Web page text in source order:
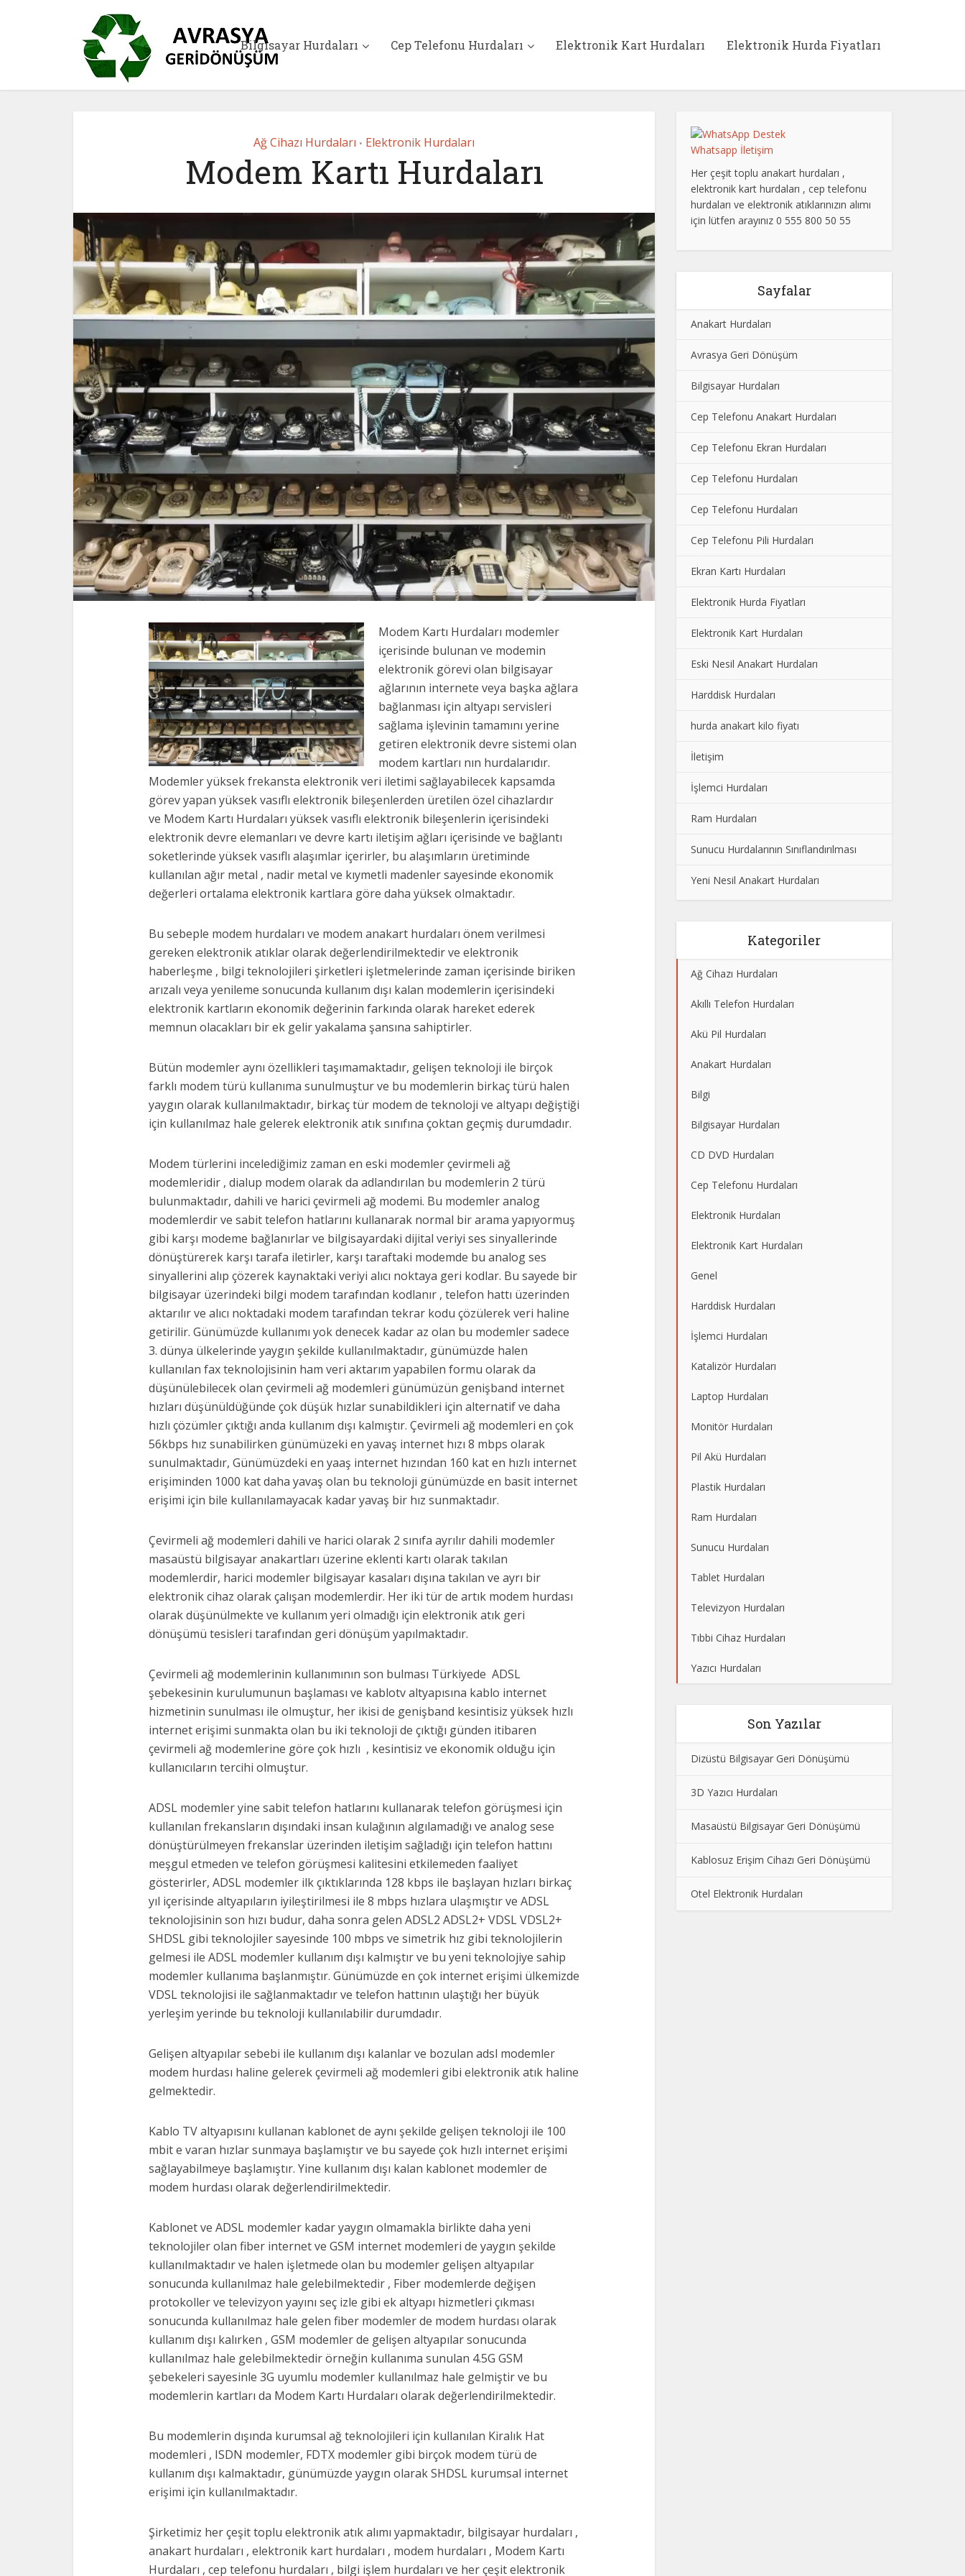
Bilgisayar Hurdaları Cep Telefonu Hurdaları Elektronik Kart Hurdaları Elektronik Hurda Fiyatları
Ağ Cihazı Hurdaları • Elektronik Hurdaları
Modem Kartı Hurdaları
Modem Kartı Hurdaları modemler
içerisinde bulunan ve modemin
elektronik görevi olan bilgisayar
ağlarının internete veya başka ağlara
bağlanması için altyapı servisleri
sağlama işlevinin tamamını yerine
getiren elektronik devre sistemi olan
modem kartları nın hurdalarıdır.
Modemler yüksek frekansta elektronik veri iletimi sağlayabilecek kapsamda
görev yapan yüksek vasıflı elektronik bileşenlerden üretilen özel cihazlardır
ve Modem Kartı Hurdaları yüksek vasıflı elektronik bileşenlerin içerisindeki
elektronik devre elemanları ve devre kartı iletişim ağları içerisinde ve bağlantı
soketlerinde yüksek vasıflı alaşımlar içerirler, bu alaşımların üretiminde
kullanılan ağır metal , nadir metal ve kıymetli madenler sayesinde ekonomik
değerleri ortalama elektronik kartlara göre daha yüksek olmaktadır.
Bu sebeple modem hurdaları ve modem anakart hurdaları önem verilmesi
gereken elektronik atıklar olarak değerlendirilmektedir ve elektronik
haberleşme , bilgi teknolojileri şirketleri işletmelerinde zaman içerisinde biriken
arızalı veya yenileme sonucunda kullanım dışı kalan modemlerin içerisindeki
elektronik kartların ekonomik değerinin farkında olarak hareket ederek
memnun olacakları bir ek gelir yakalama şansına sahiptirler.
Bütün modemler aynı özellikleri taşımamaktadır, gelişen teknoloji ile birçok
farklı modem türü kullanıma sunulmuştur ve bu modemlerin birkaç türü halen
yaygın olarak kullanılmaktadır, birkaç tür modem de teknoloji ve altyapı değiştiği
için kullanılmaz hale gelerek elektronik atık sınıfına çoktan geçmiş durumdadır.
Modem türlerini incelediğimiz zaman en eski modemler çevirmeli ağ
modemleridir , dialup modem olarak da adlandırılan bu modemlerin 2 türü
bulunmaktadır, dahili ve harici çevirmeli ağ modemi. Bu modemler analog
modemlerdir ve sabit telefon hatlarını kullanarak normal bir arama yapıyormuş
gibi karşı modeme bağlanırlar ve bilgisayardaki dijital veriyi ses sinyallerinde
dönüştürerek karşı tarafa iletirler, karşı taraftaki modemde bu analog ses
sinyallerini alıp çözerek kaynaktaki veriyi alıcı noktaya geri kodlar. Bu sayede bir
bilgisayar üzerindeki bilgi modem tarafından kodlanır , telefon hattı üzerinden
aktarılır ve alıcı noktadaki modem tarafından tekrar kodu çözülerek veri haline
getirilir. Günümüzde kullanımı yok denecek kadar az olan bu modemler sadece
3. dünya ülkelerinde yaygın şekilde kullanılmaktadır, günümüzde halen
kullanılan fax teknolojisinin ham veri aktarım yapabilen formu olarak da
düşünülebilecek olan çevirmeli ağ modemleri günümüzün genişband internet
hızları düşünüldüğünde çok düşük hızlar sunabildikleri için alternatif ve daha
hızlı çözümler çıktığı anda kullanım dışı kalmıştır. Çevirmeli ağ modemleri en çok
56kbps hız sunabilirken günümüzeki en yavaş internet hızı 8 mbps olarak
sunulmaktadır, Günümüzdeki en yaaş internet hızından 160 kat en hızlı internet
erişiminden 1000 kat daha yavaş olan bu teknoloji günümüzde en basit internet
erişimi için bile kullanılamayacak kadar yavaş bir hız sunmaktadır.
Çevirmeli ağ modemleri dahili ve harici olarak 2 sınıfa ayrılır dahili modemler
masaüstü bilgisayar anakartları üzerine eklenti kartı olarak takılan
modemlerdir, harici modemler bilgisayar kasaları dışına takılan ve ayrı bir
elektronik cihaz olarak çalışan modemlerdir. Her iki tür de artık modem hurdası
olarak düşünülmekte ve kullanım yeri olmadığı için elektronik atık geri
dönüşümü tesisleri tarafından geri dönüşüm yapılmaktadır.
Çevirmeli ağ modemlerinin kullanımının son bulması Türkiyede ADSL
şebekesinin kurulumunun başlaması ve kablotv altyapısına kablo internet
hizmetinin sunulması ile olmuştur, her ikisi de genişband kesintisiz yüksek hızlı
internet erişimi sunmakta olan bu iki teknoloji de çıktığı günden itibaren
çevirmeli ağ modemlerine göre çok hızlı , kesintisiz ve ekonomik olduğu için
kullanıcıların tercihi olmuştur.
ADSL modemler yine sabit telefon hatlarını kullanarak telefon görüşmesi için
kullanılan frekansların dışındaki insan kulağının algılamadığı ve analog sese
dönüştürülmeyen frekanslar üzerinden iletişim sağladığı için telefon hattını
meşgul etmeden ve telefon görüşmesi kalitesini etkilemeden faaliyet
gösterirler, ADSL modemler ilk çıktıklarında 128 kbps ile başlayan hızları birkaç
yıl içerisinde altyapıların iyileştirilmesi ile 8 mbps hızlara ulaşmıştır ve ADSL
teknolojisinin son hızı budur, daha sonra gelen ADSL2 ADSL2+ VDSL VDSL2+
SHDSL gibi teknolojiler sayesinde 100 mbps ve simetrik hız gibi teknolojilerin
gelmesi ile ADSL modemler kullanım dışı kalmıştır ve bu yeni teknolojiye sahip
modemler kullanıma başlanmıştır. Günümüzde en çok internet erişimi ülkemizde
VDSL teknolojisi ile sağlanmaktadır ve telefon hattının ulaştığı her büyük
yerleşim yerinde bu teknoloji kullanılabilir durumdadır.
Gelişen altyapılar sebebi ile kullanım dışı kalanlar ve bozulan adsl modemler
modem hurdası haline gelerek çevirmeli ağ modemleri gibi elektronik atık haline
gelmektedir.
Kablo TV altyapısını kullanan kablonet de aynı şekilde gelişen teknoloji ile 100
mbit e varan hızlar sunmaya başlamıştır ve bu sayede çok hızlı internet erişimi
sağlayabilmeye başlamıştır. Yine kullanım dışı kalan kablonet modemler de
modem hurdası olarak değerlendirilmektedir.
Kablonet ve ADSL modemler kadar yaygın olmamakla birlikte daha yeni
teknolojiler olan fiber internet ve GSM internet modemleri de yaygın şekilde
kullanılmaktadır ve halen işletmede olan bu modemler gelişen altyapılar
sonucunda kullanılmaz hale gelebilmektedir , Fiber modemlerde değişen
protokoller ve televizyon yayını seç izle gibi ek altyapı hizmetleri çıkması
sonucunda kullanılmaz hale gelen fiber modemler de modem hurdası olarak
kullanım dışı kalırken , GSM modemler de gelişen altyapılar sonucunda
kullanılmaz hale gelebilmektedir örneğin kullanıma sunulan 4.5G GSM
şebekeleri sayesinle 3G uyumlu modemler kullanılmaz hale gelmiştir ve bu
modemlerin kartları da Modem Kartı Hurdaları olarak değerlendirilmektedir.
Bu modemlerin dışında kurumsal ağ teknolojileri için kullanılan Kiralık Hat
modemleri , ISDN modemler, FDTX modemler gibi birçok modem türü de
kullanım dışı kalmaktadır, günümüzde yaygın olarak SHDSL kurumsal internet
erişimi için kullanılmaktadır.
Şirketimiz her çeşit toplu elektronik atık alımı yapmaktadır, bilgisayar hurdaları ,
anakart hurdaları , elektronik kart hurdaları , modem hurdaları , Modem Kartı
Hurdaları , cep telefonu hurdaları , bilgi işlem hurdaları ve her çeşit elektronik
Whatsapp İletişim
Her çeşit toplu anakart hurdaları ,
elektronik kart hurdaları , cep telefonu
hurdaları ve elektronik atıklarınızın alımı
için lütfen arayınız 0 555 800 50 55
Sayfalar
Anakart Hurdaları
Avrasya Geri Dönüşüm
Bilgisayar Hurdaları
Cep Telefonu Anakart Hurdaları
Cep Telefonu Ekran Hurdaları
Cep Telefonu Hurdaları
Cep Telefonu Hurdaları
Cep Telefonu Pili Hurdaları
Ekran Kartı Hurdaları
Elektronik Hurda Fiyatları
Elektronik Kart Hurdaları
Eski Nesil Anakart Hurdaları
Harddisk Hurdaları
hurda anakart kilo fiyatı
İletişim
İşlemci Hurdaları
Ram Hurdaları
Sunucu Hurdalarının Sınıflandırılması
Yeni Nesil Anakart Hurdaları
Kategoriler
Ağ Cihazı Hurdaları
Akıllı Telefon Hurdaları
Akü Pil Hurdaları
Anakart Hurdaları
Bilgi
Bilgisayar Hurdaları
CD DVD Hurdaları
Cep Telefonu Hurdaları
Elektronik Hurdaları
Elektronik Kart Hurdaları
Genel
Harddisk Hurdaları
İşlemci Hurdaları
Katalizör Hurdaları
Laptop Hurdaları
Monitör Hurdaları
Pil Akü Hurdaları
Plastik Hurdaları
Ram Hurdaları
Sunucu Hurdaları
Tablet Hurdaları
Televizyon Hurdaları
Tıbbi Cihaz Hurdaları
Yazıcı Hurdaları
Son Yazılar
Dizüstü Bilgisayar Geri Dönüşümü
3D Yazıcı Hurdaları
Masaüstü Bilgisayar Geri Dönüşümü
Kablosuz Erişim Cihazı Geri Dönüşümü
Otel Elektronik Hurdaları